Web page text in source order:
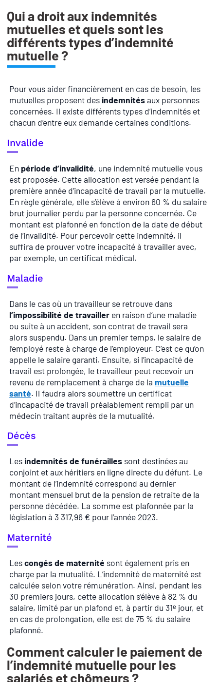
Qui a droit aux indemnités
mutuelles et quels sont les
différents types d’indemnité
mutuelle ?
Pour vous aider financièrement en cas de besoin, les
mutuelles proposent des indemnitésaux personnes
concernées. Il existe différents types d’indemnités et
chacun d’entre eux demande certaines conditions.
Invalide
En période d’invalidité, une indemnité mutuelle vous
est proposée. Cette allocation est versée pendant la
première année d’incapacité de travail par la mutuelle.
En règle générale, elle s’élève à environ 60 % du salaire
brut journalier perdu par la personne concernée. Ce
montant est plafonné en fonction de la date de début
de l’invalidité. Pour percevoir cette indemnité, il
suffira de prouver votre incapacité à travailler avec,
par exemple, un certificat médical.
Maladie
Dans le cas où un travailleur se retrouve dans
l’impossibilité de travailler en raison d’une maladie
ou suite à un accident, son contrat de travail sera
alors suspendu. Dans un premier temps, le salaire de
l’employé reste à charge de l’employeur. C’est ce qu’on
appelle le salaire garanti. Ensuite, si l’incapacité de
travail est prolongée, le travailleur peut recevoir un
revenu de remplacement à charge de la mutuelle
santé. Il faudra alors soumettre un certificat
d’incapacité de travail préalablement rempli par un
médecin traitant auprès de la mutualité.
Décès
Les indemnités de funérailles sont destinées au
conjoint et aux héritiers en ligne directe du défunt. Le
montant de l’indemnité correspond au dernier
montant mensuel brut de la pension de retraite de la
personne décédée. La somme est plafonnée par la
législation à 3 317,96 € pour l’année 2023.
Maternité
Lescongés de maternité sont également pris en
charge par la mutualité. L’indemnité de maternité est
calculée selon votre rémunération. Ainsi, pendant les
30 premiers jours, cette allocation s’élève à 82 % du
salaire, limité par un plafond et, à partir du 31ᵉ jour, et
en cas de prolongation, elle est de 75 % du salaire
plafonné.
Comment calculer le paiement de
l’indemnité mutuelle pour les
salariés et chômeurs ?